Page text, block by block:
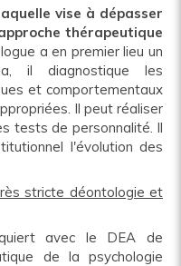
vise à dépasser
thérapeutique
a en premier lieu un
il diagnostique les
et comportementaux
Il peut réaliser
tests de personnalité. Il
l'évolution des
stricte déontologie et
avec le DEA de
de la psychologie